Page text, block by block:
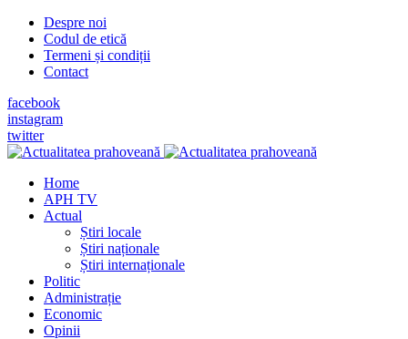
Despre noi
Codul de etică
Termeni și condiții
Contact
facebook
instagram
twitter
Home
APH TV
Actual
Știri locale
Știri naționale
Știri internaționale
Politic
Administrație
Economic
Opinii